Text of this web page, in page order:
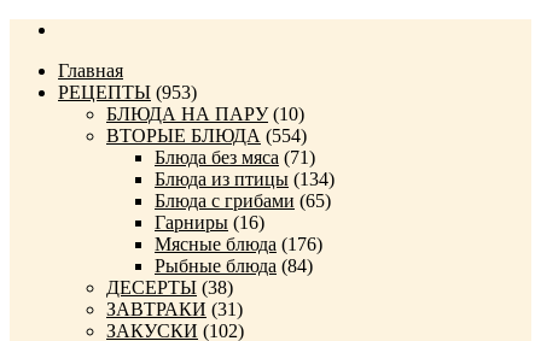
Главная
РЕЦЕПТЫ (953)
БЛЮДА НА ПАРУ(10)
ВТОРЫЕ БЛЮДА (554)
Блюда без мяса (71)
Блюда из птицы (134)
Блюда с грибами (65)
Гарниры (16)
Мясные блюда (176)
Рыбные блюда (84)
ДЕСЕРТЫ (38)
ЗАВТРАКИ (31)
ЗАКУСКИ (102)